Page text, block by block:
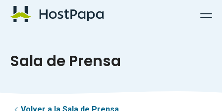
Logotipo de HostPapa
Sala de Prensa